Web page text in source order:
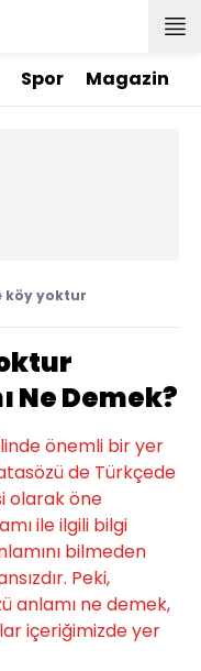
Spor Magazin
köy yoktur
Ne Demek?
önemli bir yer
de Türkçede
olarak öne
ile ilgili bilgi
bilmeden
Peki,
anlamı ne demek,
içeriğimizde yer